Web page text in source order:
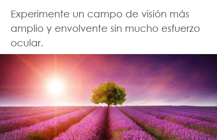
Experimente un campo de visión más
amplio y envolvente sin mucho esfuerzo
ocular.